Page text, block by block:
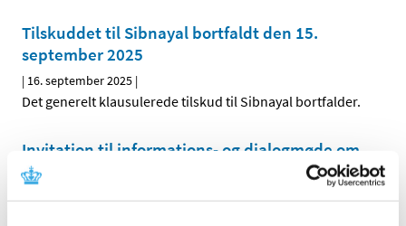
Tilskuddet til Sibnayal bortfaldt den 15.
september 2025
| 16. september 2025 |
Det generelt klausulerede tilskud til Sibnayal bortfalder.
Invitation til informations- og dialogmøde om
medicintilskud
|15. august 2025|